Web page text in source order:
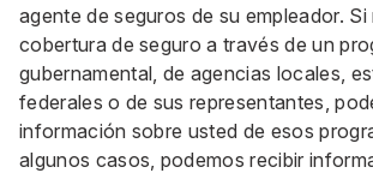
agente de seguros de su empleador. Si
cobertura de seguro a través de un
gubernamental, de agencias locales,
federales o de sus representantes,
información sobre usted de esos
algunos casos, podemos recibir